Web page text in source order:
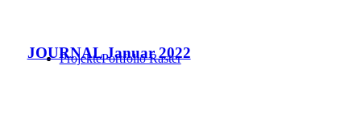
ProjektePortfolio Raster
JOURNAL Januar 2022